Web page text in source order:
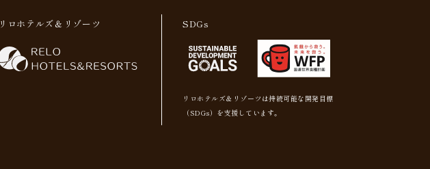
リロホテルズ＆リゾーツ SDGs
リロホテルズ＆リゾーツは持続可能な開発目標
（SDGs）を支援しています。